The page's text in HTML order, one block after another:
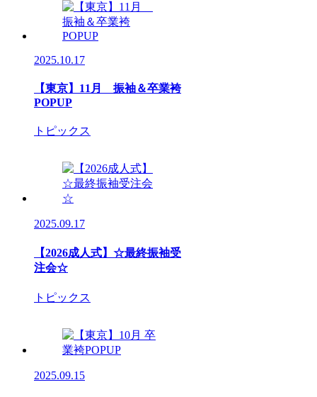
2025.10.17
【東京】11月 振袖＆卒業袴
POPUP
トピックス
2025.09.17
【2026成人式】☆最終振袖受
注会☆
トピックス
2025.09.15